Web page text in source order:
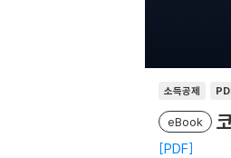
소득공제
eBook
PDF